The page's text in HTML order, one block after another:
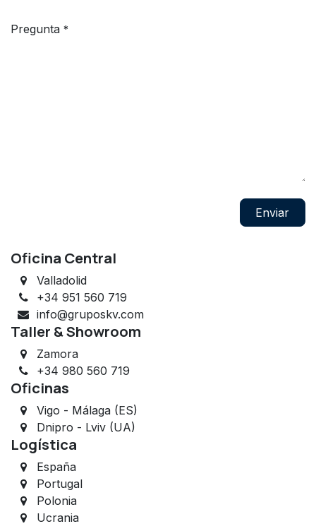
Pregunta *
Enviar
Oficina Central
Valladolid
+34 951 560 719
info@gruposkv.com
Taller & Showroom
Zamora
+34 980 560 719
Oficinas
Vigo - Málaga (ES)
Dnipro - Lviv (UA)
Logística
España
Portugal
Polonia
Ucrania